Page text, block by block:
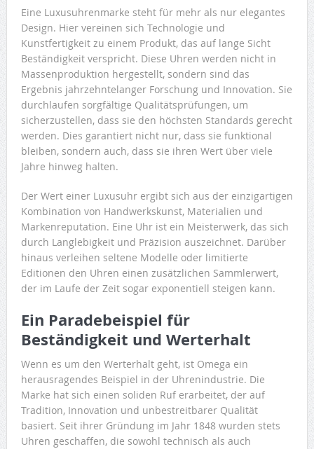
Eine Luxusuhrenmarke steht für mehr als nur elegantes
Design. Hier vereinen sich Technologie und
Kunstfertigkeit zu einem Produkt, das auf lange Sicht
Beständigkeit verspricht. Diese Uhren werden nicht in
Massenproduktion hergestellt, sondern sind das
Ergebnis jahrzehntelanger Forschung und Innovation. Sie
durchlaufen sorgfältige Qualitätsprüfungen, um
sicherzustellen, dass sie den höchsten Standards gerecht
werden. Dies garantiert nicht nur, dass sie funktional
bleiben, sondern auch, dass sie ihren Wert über viele
Jahre hinweg halten.
Der Wert einer Luxusuhr ergibt sich aus der einzigartigen
Kombination von Handwerkskunst, Materialien und
Markenreputation. Eine Uhr ist ein Meisterwerk, das sich
durch Langlebigkeit und Präzision auszeichnet. Darüber
hinaus verleihen seltene Modelle oder limitierte
Editionen den Uhren einen zusätzlichen Sammlerwert,
der im Laufe der Zeit sogar exponentiell steigen kann.
Ein Paradebeispiel für
Beständigkeit und Werterhalt
Wenn es um den Werterhalt geht, ist Omega ein
herausragendes Beispiel in der Uhrenindustrie. Die
Marke hat sich einen soliden Ruf erarbeitet, der auf
Tradition, Innovation und unbestreitbarer Qualität
basiert. Seit ihrer Gründung im Jahr 1848 wurden stets
Uhren geschaffen, die sowohl technisch als auch